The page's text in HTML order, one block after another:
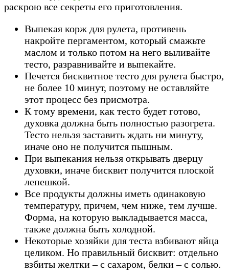
раскрою все секреты его приготовления.
Выпекая корж для рулета, противень
накройте пергаментом, который смажьте
маслом и только потом на него выливайте
тесто, разравнивайте и выпекайте.
Печется бисквитное тесто для рулета быстро,
не более 10 минут, поэтому не оставляйте
этот процесс без присмотра.
К тому времени, как тесто будет готово,
духовка должна быть полностью разогрета.
Тесто нельзя заставить ждать ни минуту,
иначе оно не получится пышным.
При выпекания нельзя открывать дверцу
духовки, иначе бисквит получится плоской
лепешкой.
Все продукты должны иметь одинаковую
температуру, причем, чем ниже, тем лучше.
Форма, на которую выкладывается масса,
также должна быть холодной.
Некоторые хозяйки для теста взбивают яйца
целиком. Но правильный бисквит: отдельно
взбиты желтки – с сахаром, белки – с солью.